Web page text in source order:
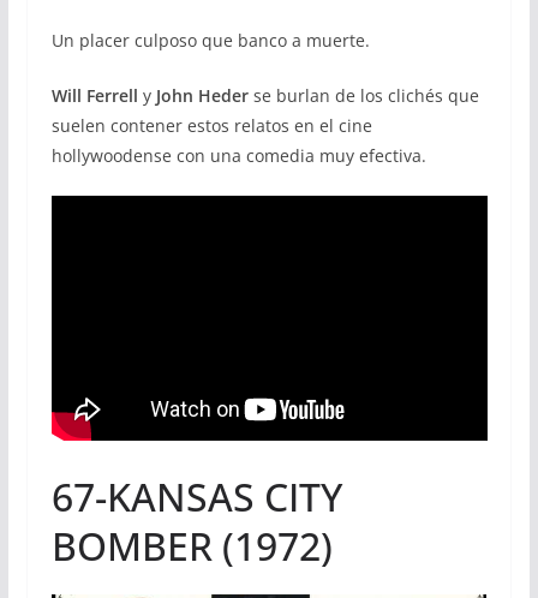
Un placer culposo que banco a muerte.
Will Ferrell y John Hederse burlan de los clichés que
suelen contener estos relatos en el cine
hollywoodense con una comedia muy efectiva.
67-KANSAS CITY
BOMBER (1972)